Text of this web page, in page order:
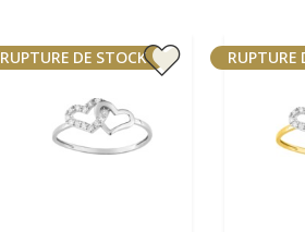
RUPTURE DE STOCK RUPTURE